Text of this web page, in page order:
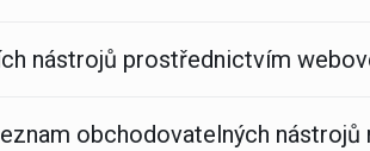
nástrojů prostřednictvím
obchodovatelných